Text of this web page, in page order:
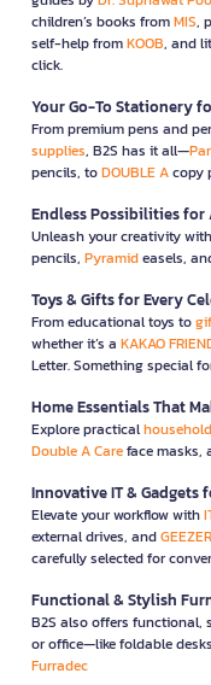
children’s books fromMIS,
self-help fromKOOB, and
click.
Your Go-To Stationery
From premium pens and
supplies, B2S has it all—
pencils, toDOUBLE Acopy
Endless Possibilities for
Unleash your creativity
pencils, Pyramideasels,
Toys & Gifts for Every
From educational toys to
whether it’s a KAKAO
Letter. Something special
Home Essentials That
Explore practicalhousehold
Double A Careface masks,
Innovative IT & Gadgets
Elevate your workflow with
external drives, andGEEZER
carefully selected for
Functional & Stylish
B2S also offers functional,
or office—like foldable
Furradec